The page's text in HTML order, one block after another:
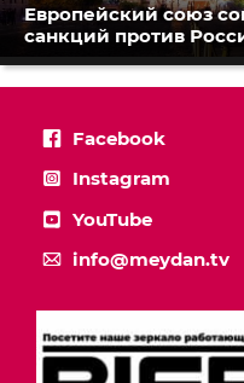
Европейский союз
санкций против
Facebook
Instagram
YouTube
info@meydan.tv